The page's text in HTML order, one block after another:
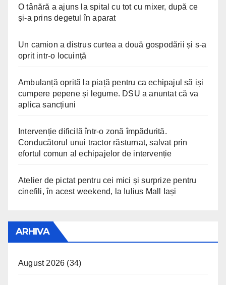
O tânără a ajuns la spital cu tot cu mixer, după ce
și-a prins degetul în aparat
Un camion a distrus curtea a două gospodării și s-a
oprit intr-o locuință
Ambulanță oprită la piață pentru ca echipajul să iși
cumpere pepene și legume. DSU a anuntat că va
aplica sancțiuni
Intervenție dificilă într-o zonă împădurită.
Conducătorul unui tractor răsturnat, salvat prin
efortul comun al echipajelor de intervenție
Atelier de pictat pentru cei mici și surprize pentru
cinefili, în acest weekend, la Iulius Mall Iași
ARHIVA
August 2026 (34)